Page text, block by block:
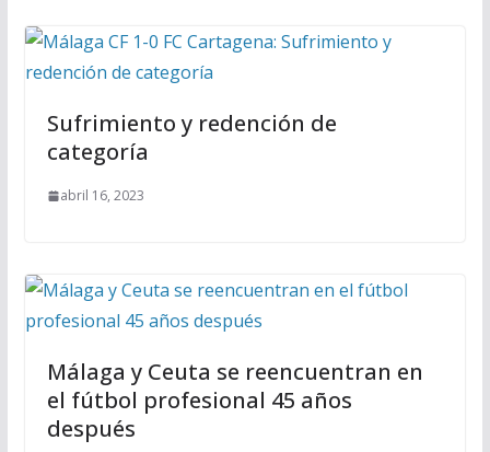
Sufrimiento y redención de
categoría
abril 16, 2023
Málaga y Ceuta se reencuentran en
el fútbol profesional 45 años
después